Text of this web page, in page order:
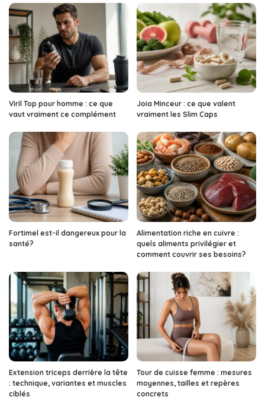
Viril Top pour homme : ce que
vaut vraiment ce complément
Joia Minceur : ce que valent
vraiment les Slim Caps
Fortimel est-il dangereux pour la
santé?
Alimentation riche en cuivre :
quels aliments privilégier et
comment couvrir ses besoins?
Extension triceps derrière la tête
: technique, variantes et muscles
ciblés
Tour de cuisse femme : mesures
moyennes, tailles et repères
concrets